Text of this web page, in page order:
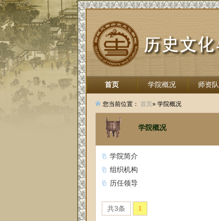
首页 学院概况 师资
招生就业
您当前位置： 首页» 学院概况
学院概况
学院简介
组织机构
历任领导
共3条 1